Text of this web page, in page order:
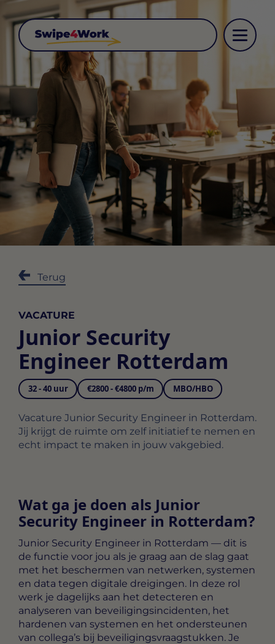
Terug
VACATURE
Junior Security
Engineer Rotterdam
32 - 40 uur €2800 - €4800 p/m MBO/HBO
Vacature Junior Security Engineer in Rotterdam.
Jij krijgt de ruimte om zelf initiatief te nemen en
echt impact te maken in jouw vakgebied.
Wat ga je doen als Junior
Security Engineer in Rotterdam?
Junior Security Engineer in Rotterdam — dit is
de functie voor jou als je graag aan de slag gaat
met het beschermen van netwerken, systemen
en data tegen digitale dreigingen. In deze rol
werk je dagelijks aan het detecteren en
analyseren van beveiligingsincidenten, het
hardenen van systemen en het ondersteunen
van collega’s bij beveiligingsvraagstukken. Je